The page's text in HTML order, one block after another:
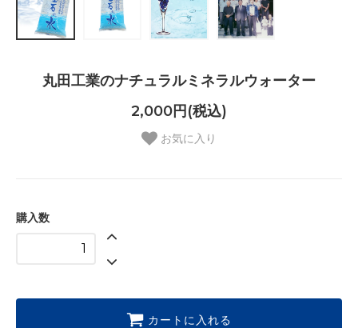
丸田工業のナチュラルミネラルウォーター
2,000円(税込)
お気に入り
購入数
カートに入れる